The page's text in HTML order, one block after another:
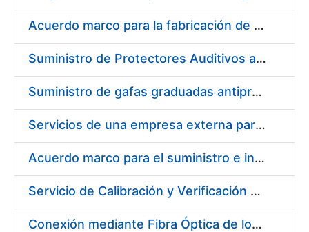
Acuerdo marco para la fabricación de piezas
Suministro de Protectores Auditivos a medida para las personas trabajadoras de los Centros de Trabajo de Madrid y Burgos
Suministro de gafas graduadas antiproyecciones para los trabajadores de la FNMT-RCM en los centros de trabajo de Madrid y Burgos
Servicios de una empresa externa para el asesoramiento y resolución de los recursos de alzada que se presentan relacionados con procesos de selección para la FNMT-RCM
Acuerdo marco para el suministro e instalación de persianas, estores y otros complementos
Servicio de Calibración y Verificación Externa de los Equipos de Medición del Servicio de Prevención de la FNMT-RCM
Conexión mediante Fibra Óptica de los Centros de Proceso de Datos (CPDs) de las sedes de la FNMT-RCM de Burgos y Madrid